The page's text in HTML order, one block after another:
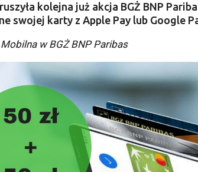
kolejna już akcja BGŻ BNP
swojej karty z Apple Pay lub Google
w BGŻ BNP Paribas